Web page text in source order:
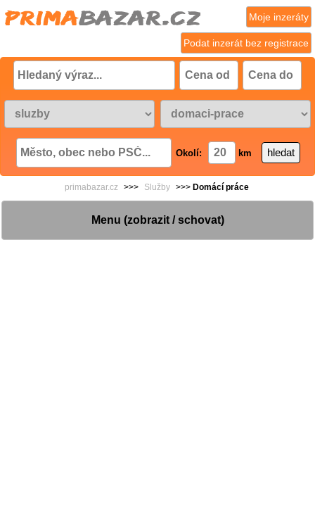
Podat inzerát bez registrace
Moje inzeráty
Okolí: km
primabazar.cz >>> Služby >>> Domácí práce
Menu (zobrazit / schovat)